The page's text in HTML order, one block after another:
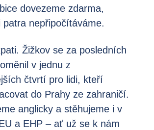
dovezeme zdarma,
patra nepřipočítáváme.
Žižkov se za posledních
v jednu z
čtvrtí pro lidi, kteří
do Prahy ze zahraničí.
anglicky a stěhujeme i v
a EHP – ať už se k nám